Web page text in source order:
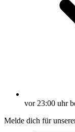
vor 23:00 uhr
Melde dich für